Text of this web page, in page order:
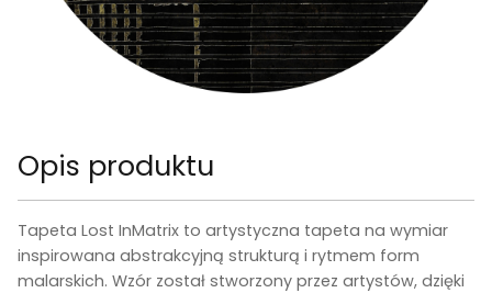
Opis produktu
Tapeta Lost InMatrix to artystyczna tapeta na wymiar
inspirowana abstrakcyjną strukturą i rytmem form
malarskich. Wzór został stworzony przez artystów, dzięki